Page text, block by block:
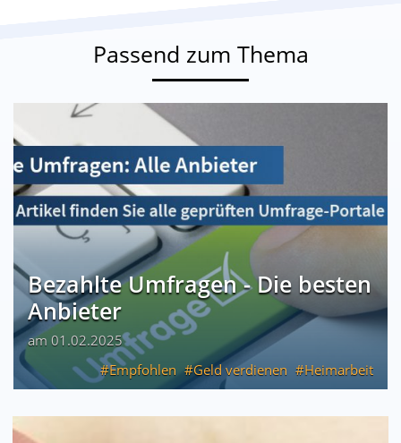
Passend zum Thema
Bezahlte Umfragen - Die besten
Anbieter
am 01.02.2025
Empfohlen
Geld verdienen Heimarbeit